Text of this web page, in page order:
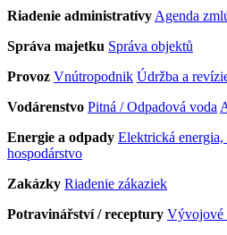
Riadenie administratívy Agenda
Správa majetku Správa objektů
Provoz Vnútropodnik Údržba a
Vodárenstvo Pitná / Odpadová voda
Energie a odpady Elektrická
hospodárstvo
Zakázky Riadenie zákaziek
Potravinářství / receptury Vývojové